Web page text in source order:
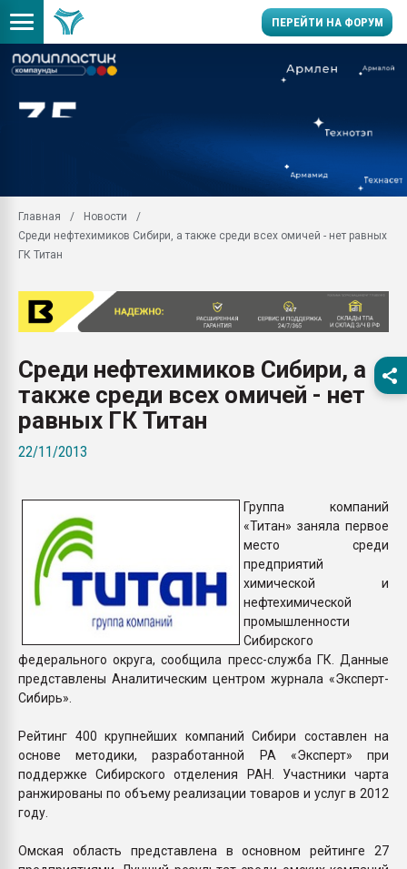
ПЕРЕЙТИ НА ФОРУМ
заводу пластмасс"
28.07.2026
первый план в
28.07.2026
ситуацией на
Главная
Новости
Среди нефтехимиков Сибири, а также среди всех омичей - нет равных
ГК Титан
Среди нефтехимиков Сибири, а
также среди всех омичей - нет
равных ГК Титан
22/11/2013
Группа компаний
«Титан» заняла первое
место среди
предприятий
химической и
нефтехимической
промышленности
Сибирского
федерального округа, сообщила пресс-служба ГК. Данные
представлены Аналитическим центром журнала «Эксперт-
Сибирь».
Рейтинг 400 крупнейших компаний Сибири составлен на
основе методики, разработанной РА «Эксперт» при
поддержке Сибирского отделения РАН. Участники чарта
ранжированы по объему реализации товаров и услуг в 2012
году.
Омская область представлена в основном рейтинге 27